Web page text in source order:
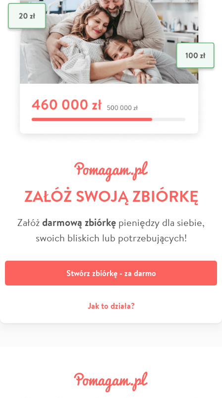
ZAŁÓŻ SWOJĄ ZBIÓRKĘ
Załóżdarmową zbiórkę pieniędzy dla siebie,
swoich bliskich lub potrzebujących!
Stwórz zbiórkę - za darmo
Jak to działa?